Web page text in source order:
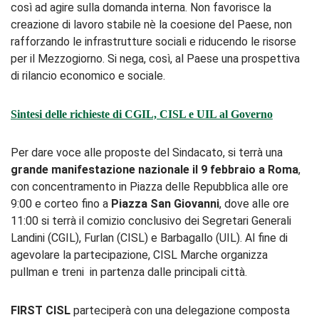
così ad agire sulla domanda interna. Non favorisce la
creazione di lavoro stabile nè la coesione del Paese, non
rafforzando le infrastrutture sociali e riducendo le risorse
per il Mezzogiorno. Si nega, così, al Paese una prospettiva
di rilancio economico e sociale.
Sintesi delle richieste di CGIL, CISL e UIL al Governo
Per dare voce alle proposte del Sindacato, si terrà una
grande manifestazione nazionale il 9 febbraio a Roma,
con concentramento in Piazza delle Repubblica alle ore
9:00 e corteo fino a Piazza San Giovanni, dove alle ore
11:00 si terrà il comizio conclusivo dei Segretari Generali
Landini (CGIL), Furlan (CISL) e Barbagallo (UIL). Al fine di
agevolare la partecipazione, CISL Marche organizza
pullman e treni in partenza dalle principali città.
FIRST CISL parteciperà con una delegazione composta